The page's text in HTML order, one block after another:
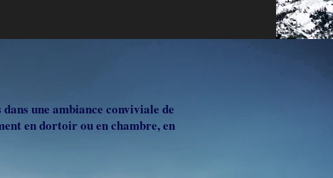
une ambiance conviviale de
en dortoir ou en chambre, en